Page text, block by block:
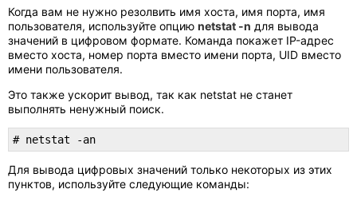
Когда вам не нужно резолвить имя хоста, имя порта, имя
пользователя, используйте опцию netstat -n для вывода
значений в цифровом формате. Команда покажет IP-адрес
вместо хоста, номер порта вместо имени порта, UID вместо
имени пользователя.
Это также ускорит вывод, так как netstat не станет
выполнять ненужный поиск.
# netstat -an
Для вывода цифровых значений только некоторых из этих
пунктов, используйте следующие команды: